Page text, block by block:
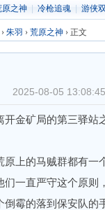
原之神 冷枪追魂 游侠
› 朱羽 › 荒原之神 › 正文
2025-08-05
矿局的第三驿站之
的马贼群都有一
们一直严守这个原则
的落到保安队的手